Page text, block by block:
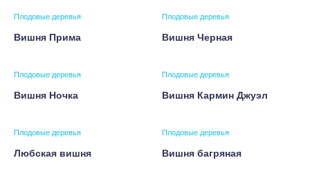
Плодовые деревья
Вишня Прима
Плодовые деревья
Вишня Черная
Плодовые деревья
Вишня Ночка
Плодовые деревья
Вишня Кармин Джуэл
Плодовые деревья
Любская вишня
Плодовые деревья
Вишня багряная